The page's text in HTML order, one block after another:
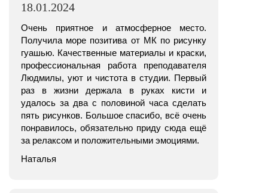
18.01.2024
Очень приятное и атмосферное место.
Получила море позитива от МК по рисунку
гуашью. Качественные материалы и краски,
профессиональная работа преподавателя
Людмилы, уют и чистота в студии. Первый
раз в жизни держала в руках кисти и
удалось за два с половиной часа сделать
пять рисунков. Большое спасибо, всё очень
понравилось, обязательно приду сюда ещё
за релаксом и положительными эмоциями.
Наталья